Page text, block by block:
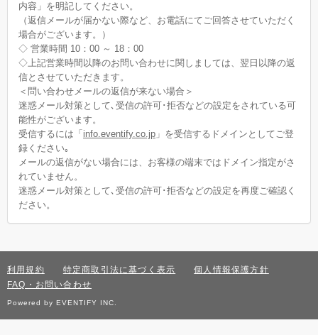
内容」を明記してください。
（返信メールが届かない際など、お電話にてご回答させていただく
場合がございます。）
◇ 営業時間 10：00 ～ 18：00
◇上記営業時間以降のお問い合わせに関しましては、翌日以降の返
信とさせていただきます。
＜問い合わせメールの返信が来ない場合＞
迷惑メール対策として､受信の許可･拒否などの設定をされている可
能性がございます。
受信するには「 info.eventify.co.jp 」を受信するドメインとしてご登
録ください｡
メールの返信がない場合には、お客様の端末ではドメイン指定がさ
れていません。
迷惑メール対策として､受信の許可･拒否などの設定を再度ご確認く
ださい。
利用規約 特定商取引法に基づく表示
個人情報保護方針
FAQ・お問い合わせ
Powered by EVENTIFY INC.